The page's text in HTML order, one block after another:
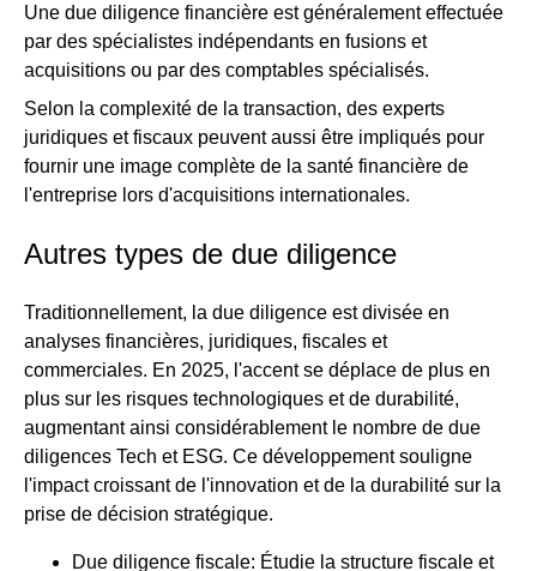
Une due diligence financière est généralement effectuée
par des spécialistes indépendants en fusions et
acquisitions ou par des comptables spécialisés.
Selon la complexité de la transaction, des experts
juridiques et fiscaux peuvent aussi être impliqués pour
fournir une image complète de la santé financière de
l'entreprise lors d'acquisitions internationales.
Autres types de due diligence
Traditionnellement, la due diligence est divisée en
analyses financières, juridiques, fiscales et
commerciales. En 2025, l'accent se déplace de plus en
plus sur les risques technologiques et de durabilité,
augmentant ainsi considérablement le nombre de due
diligences Tech et ESG. Ce développement souligne
l'impact croissant de l'innovation et de la durabilité sur la
prise de décision stratégique.
Due diligence fiscale: Étudie la structure fiscale et